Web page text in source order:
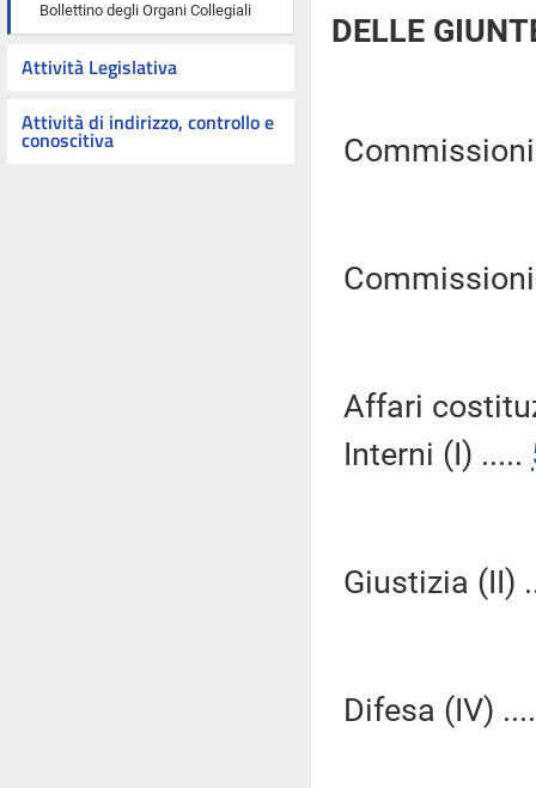
Bollettino degli Organi Collegiali
Attività Legislativa
Attività di indirizzo, controllo e
conoscitiva
DELLE
Affari
Interni (I) .....
Giustizia (II)
Difesa (IV)